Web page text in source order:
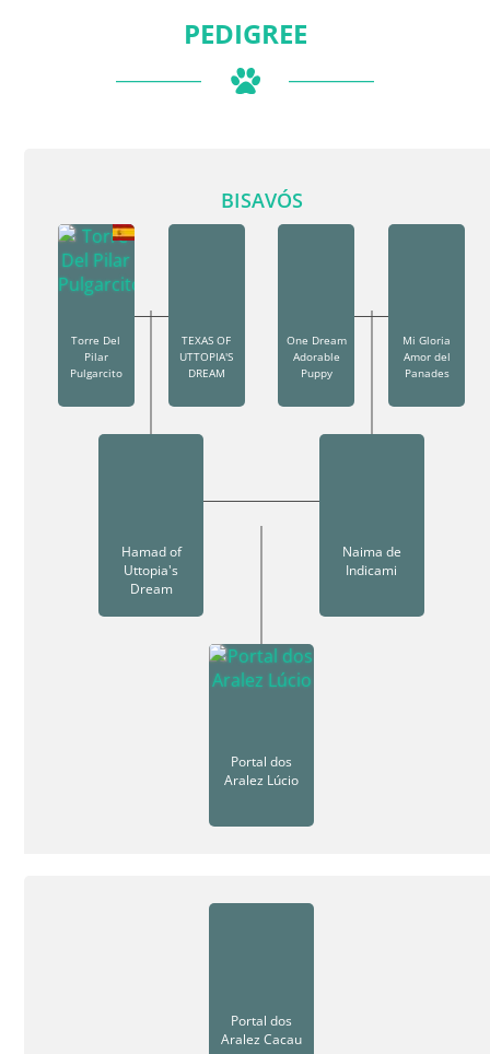
PEDIGREE
Portal dos
Aralez Lúcio
Hamad of
Uttopia's
Dream
Naima de
Indicami
BISAVÓS
Torre Del
Pilar
Pulgarcito
TEXAS OF
UTTOPIA'S
DREAM
One Dream
Adorable
Puppy
Mi Gloria
Amor del
Panades
Portal dos
Aralez Cacau